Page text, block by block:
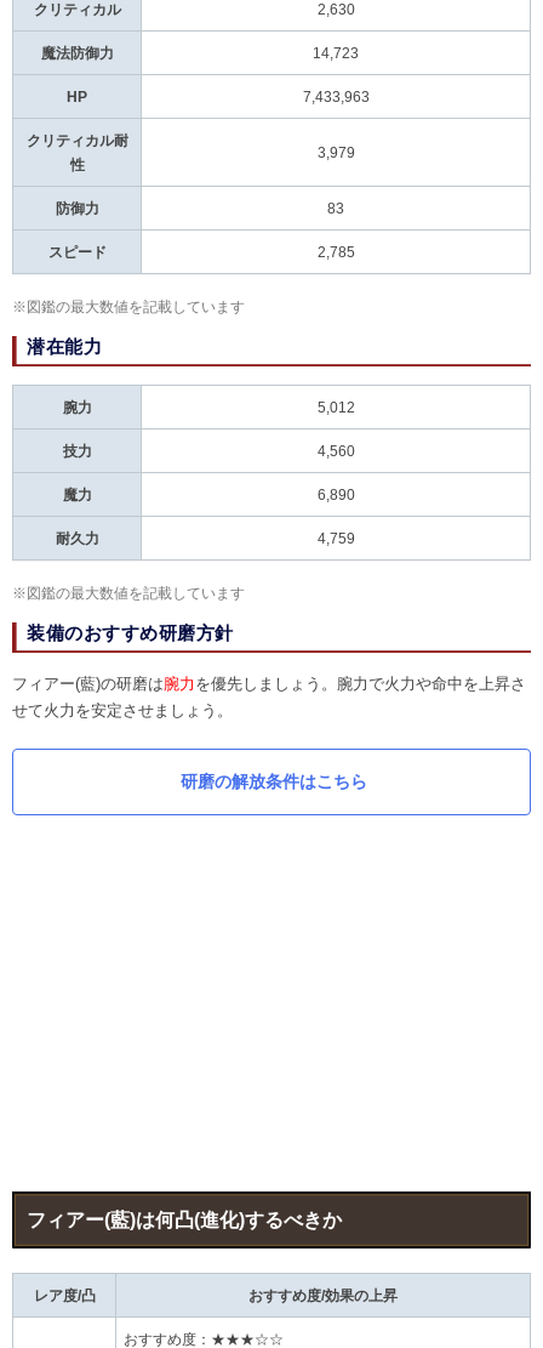
クリティカル 2,630
魔法防御力 14,723
HP 7,433,963
クリティカル耐
性
3,979
防御力 83
スピード 2,785
※図鑑の最大数値を記載しています
潜在能力
腕力 5,012
技力 4,560
魔力 6,890
耐久力 4,759
※図鑑の最大数値を記載しています
装備のおすすめ研磨方針
フィアー(藍)の研磨は腕力 を優先しましょう。腕力で火力や命中を上昇さ
せて火力を安定させましょう。
研磨の解放条件はこちら
フィアー(藍)は何凸(進化)するべきか
レア度/凸 おすすめ度/効果の上昇
おすすめ度：★★★☆☆